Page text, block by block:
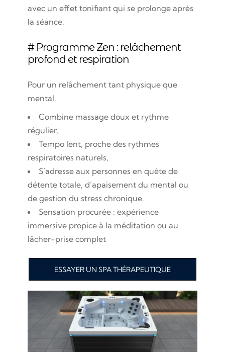
avec un effet tonifiant qui se prolonge après
la séance.
# Programme Zen : relâchement
profond et respiration
Pour un relâchement tant physique que
mental.
Combine massage doux et rythme
régulier,
Tempo lent, proche des rythmes
respiratoires naturels,
S’adresse aux personnes en quête de
détente totale, d’apaisement du mental ou
de gestion du stress chronique.
Sensation procurée : expérience
immersive propice à la méditation ou au
lâcher-prise complet
ESSAYER UN SPA THÉRAPEUTIQUE